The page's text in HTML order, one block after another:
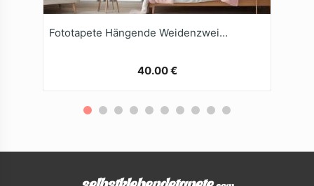
Fototapete Hängende Weidenzweige Mit Vögeln Auf Weißem Hintergrund
40.00 €